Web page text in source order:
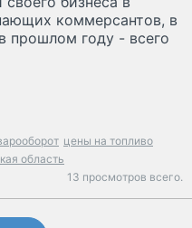
коммерсантов, в
прошлом году - всего
цены на топливо
область
13 просмотров всего.